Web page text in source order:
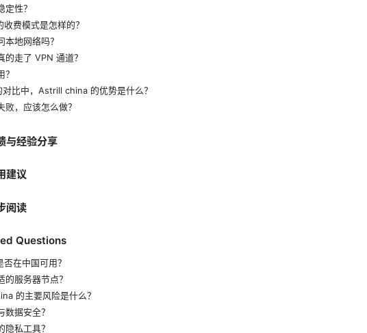
性？
费模式是怎样的？
本地网络吗？
的走了 VPN 通道？
比中，Astrill china 的优势是什么？
败，应该怎么做？
与经验分享
建议
阅读
Questions
在中国可用？
的服务器节点？
的主要风险是什么？
数据安全？
隐私工具？